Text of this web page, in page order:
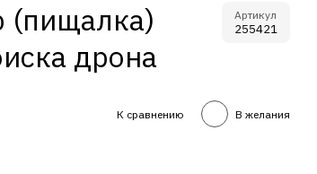
(пищалка)
дрона
Артикул
255421
К сравнению В желания